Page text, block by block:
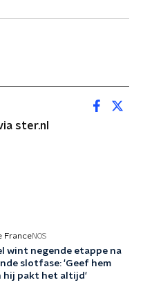
ster.nl
FranceNOS
wint negende etappe na
slotfase: 'Geef hem
hij pakt het altijd'